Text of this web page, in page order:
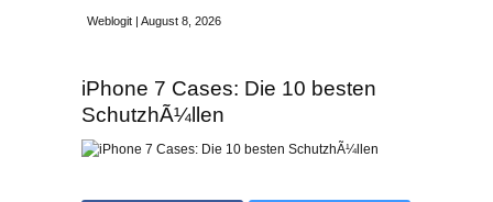
Weblogit | August 8, 2026
iPhone 7 Cases: Die 10 besten
SchutzhÃ¼llen